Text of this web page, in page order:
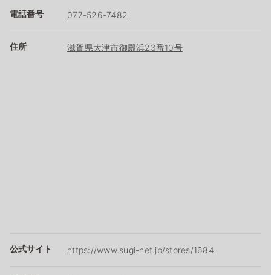
電話番号 077-526-7482
住所 滋賀県大津市御殿浜23番10号
公式サイト https://www.sugi-net.jp/stores/1684